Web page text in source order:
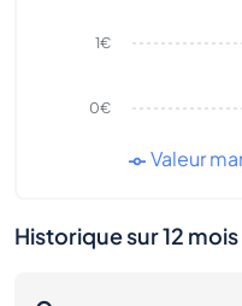
0€
1€
Valeur
Historique sur 12 mois